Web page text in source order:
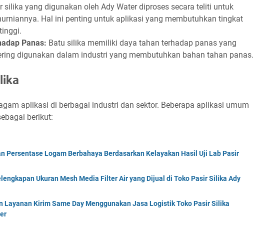
silika yang digunakan oleh Ady Water diproses secara teliti untuk
Hal ini penting untuk aplikasi yang membutuhkan tingkat
Panas: Batu silika memiliki daya tahan terhadap panas yang
digunakan dalam industri yang membutuhkan bahan tahan panas.
aplikasi di berbagai industri dan sektor. Beberapa aplikasi umum
berikut:
Persentase Logam Berbahaya Berdasarkan Kelayakan Hasil Uji Lab Pasir
Ukuran Mesh Media Filter Air yang Dijual di Toko Pasir Silika Ady
Layanan Kirim Same Day Menggunakan Jasa Logistik Toko Pasir Silika